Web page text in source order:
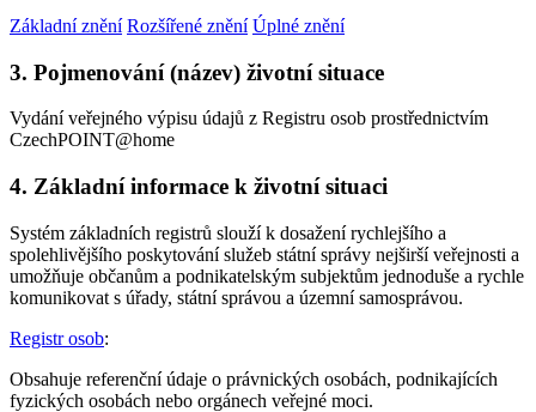
Základní znění Rozšířené znění Úplné znění
3. Pojmenování (název) životní situace
Vydání veřejného výpisu údajů z Registru osob prostřednictvím
CzechPOINT@home
4. Základní informace k životní situaci
Systém základních registrů slouží k dosažení rychlejšího a
spolehlivějšího poskytování služeb státní správy nejširší veřejnosti a
umožňuje občanům a podnikatelským subjektům jednoduše a rychle
komunikovat s úřady, státní správou a územní samosprávou.
Registr osob:
Obsahuje referenční údaje o právnických osobách, podnikajících
fyzických osobách nebo orgánech veřejné moci.